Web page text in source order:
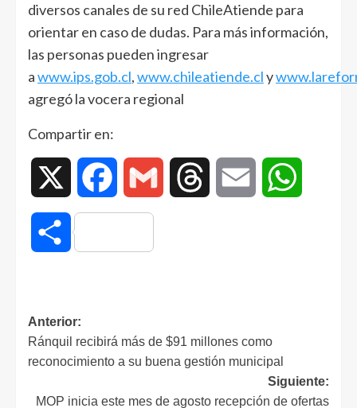
diversos canales de su red ChileAtiende para
orientar en caso de dudas. Para más información,
las personas pueden ingresar
awww.ips.gob.cl,www.chileatiende.cly
agregó la vocera regional
Compartir en:
Facebook Gmail Threads Email
Compartir
Anterior:
Ránquil recibirá más de $91 millones como
reconocimiento a su buena gestión municipal
Siguiente:
MOP inicia este mes de agosto recepción de ofertas